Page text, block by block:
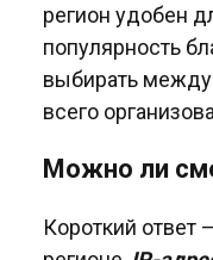
регион удобен
популярность
выбирать
всего
Можно ли
Короткий ответ